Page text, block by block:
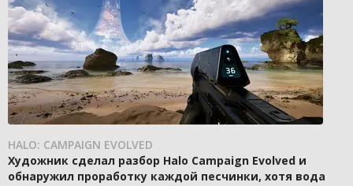
HALO: CAMPAIGN EVOLVED
Художник сделал разбор Halo Campaign Evolved и
обнаружил проработку каждой песчинки, хотя вода